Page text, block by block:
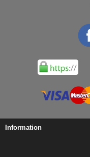
Information